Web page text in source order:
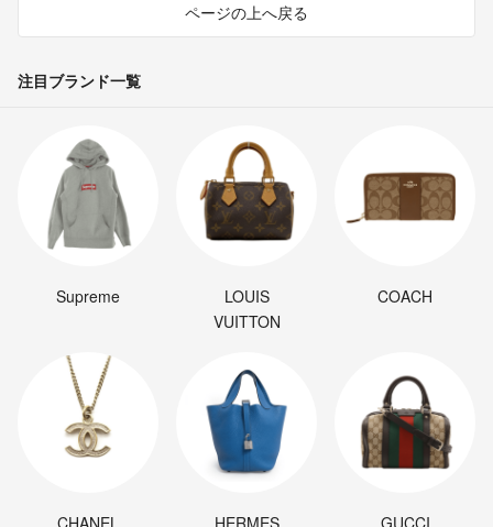
ページの上へ戻る
注目ブランド一覧
Supreme
LOUIS
VUITTON
COACH